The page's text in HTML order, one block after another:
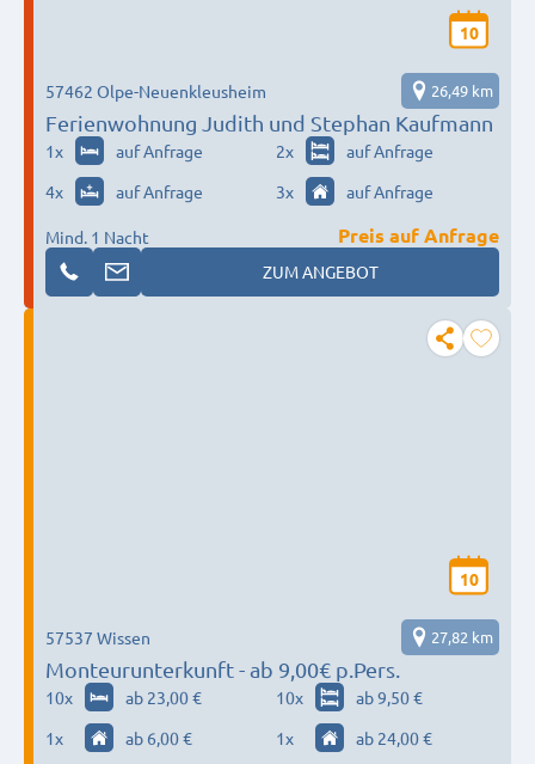
10
Ferienwohnung Judith und Stephan Kaufmann
57462 Olpe-Neuenkleusheim 26,49 km
1x auf Anfrage 2x
auf Anfrage
4x auf Anfrage 3x auf Anfrage
Mind. 1 Nacht
Preis auf Anfrage
ZUM ANGEBOT
10
Monteurunterkunft - ab 9,00€ p.Pers.
57537 Wissen 27,82 km
10x ab 23,00 € 10x
ab 9,50 €
1x ab 6,00 € 1x ab 24,00 €